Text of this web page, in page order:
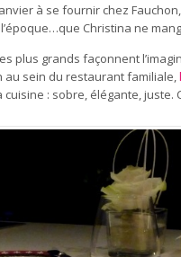
à se fournir chez
Christina ne
plus grands façonnent
au sein du restaurant familiale,
: sobre, élégante, juste.